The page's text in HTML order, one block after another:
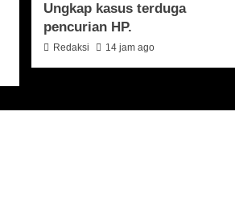
Ungkap kasus terduga
pencurian HP.
Redaksi 14 jam ago